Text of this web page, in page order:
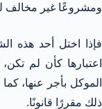
ومشروعًا غير مخالف
فإذا اختل أحد هذه
اعتبارها كأن لم
الموكل بأجر عنها،
ذلك مقررًا قانونًا.